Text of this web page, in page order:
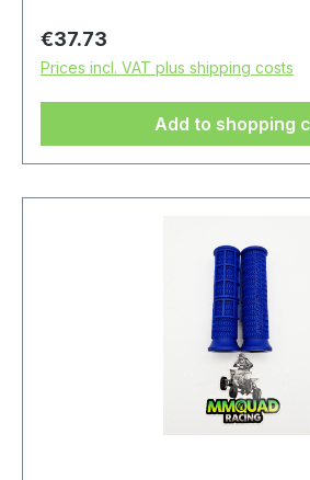
Regular price:
€37.73
Prices incl. VAT plus shipping costs
Add to shopping